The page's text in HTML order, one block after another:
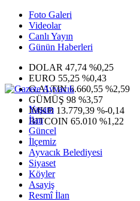
Foto Galeri
Videolar
Canlı Yayın
Günün Haberleri
DOLAR 47,74 %0,25
EURO 55,25 %0,43
G.ALTIN6.660,55 %2,59
GÜMÜŞ 98 %3,57
IMKB 13.779,39 %-0,14
BITCOIN 65.010 %1,22
Yaşam
İlan
Güncel
İlçemiz
Ayvacık Belediyesi
Siyaset
Köyler
Asayiş
Resmî İlan